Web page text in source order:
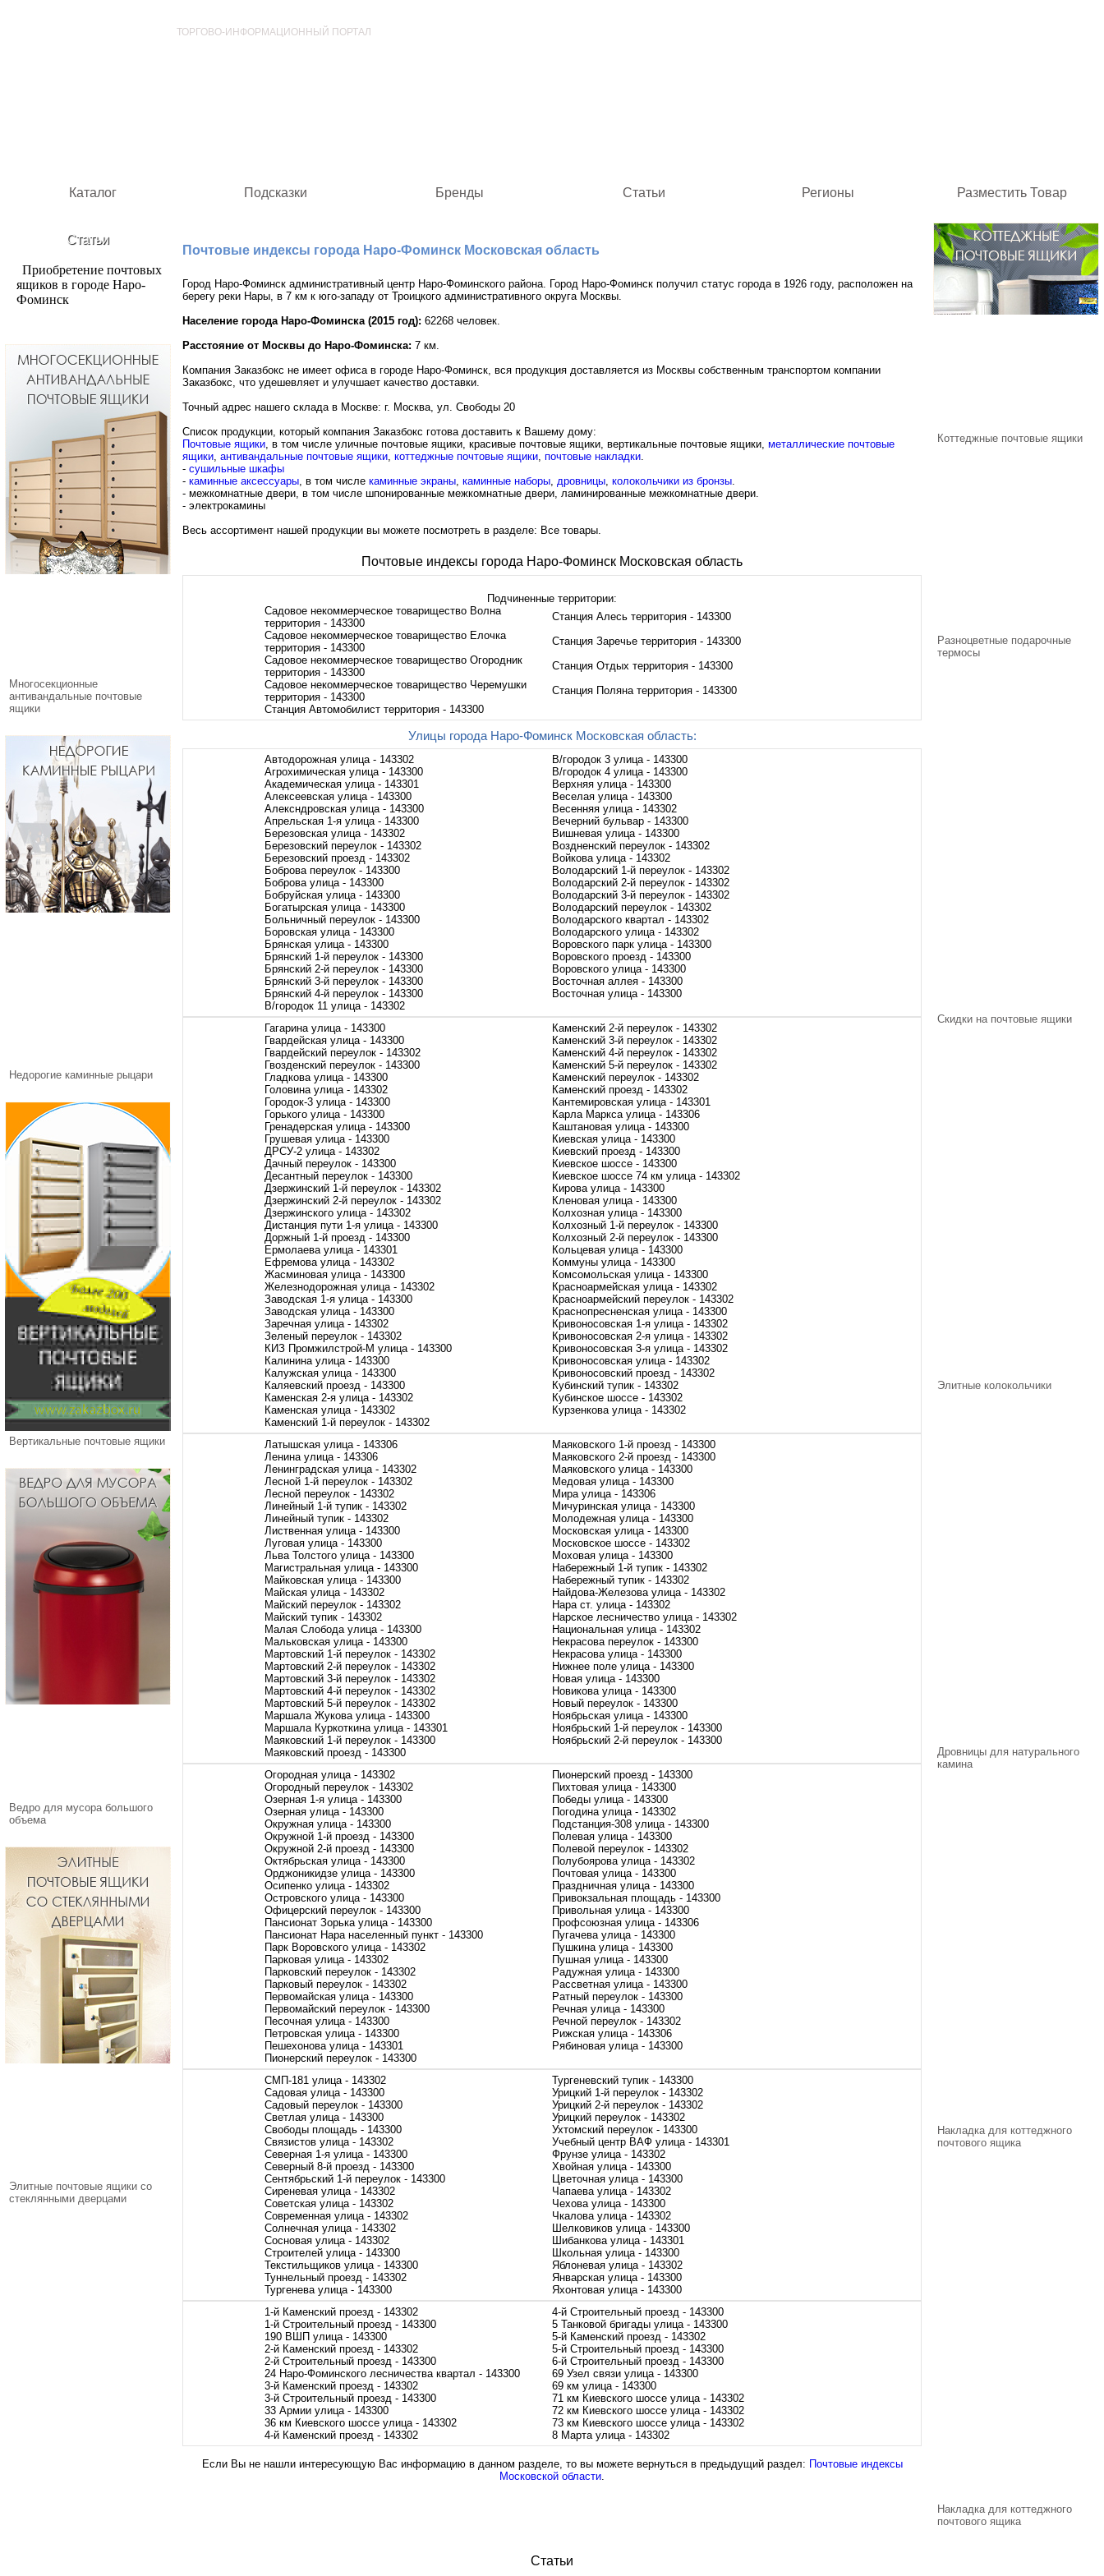
ТОРГОВО-ИНФОРМАЦИОННЫЙ ПОРТАЛ
Каталог Подсказки Бренды Статьи Регионы Разместить Товар
Статьи
Приобретение почтовых
ящиков в городе Наро-
Фоминск
Многосекционные
антивандальные почтовые
ящики
Недорогие каминные рыцари
Вертикальные почтовые ящики
Ведро для мусора большого
объема
Элитные почтовые ящики со
стеклянными дверцами
Почтовые индексы города Наро-Фоминск Московская область
Город Наро-Фоминск административный центр Наро-Фоминского района. Город Наро-Фоминск получил статус города в 1926 году, расположен на
берегу реки Нары, в 7 км к юго-западу от Троицкого административного округа Москвы.
Население города Наро-Фоминска (2015 год): 62268 человек.
Расстояние от Москвы до Наро-Фоминска: 7 км.
Компания Заказбокс не имеет офиса в городе Наро-Фоминск, вся продукция доставляется из Москвы собственным транспортом компании
Заказбокс, что удешевляет и улучшает качество доставки.
Точный адрес нашего склада в Москве: г. Москва, ул. Свободы 20
Список продукции, который компания Заказбокс готова доставить к Вашему дому:
Почтовые ящики, в том числе уличные почтовые ящики, красивые почтовые ящики, вертикальные почтовые ящики, металлические почтовые
ящики, антивандальные почтовые ящики, коттеджные почтовые ящики, почтовые накладки.
- сушильные шкафы
- каминные аксессуары, в том числе каминные экраны, каминные наборы, дровницы, колокольчики из бронзы.
- межкомнатные двери, в том числе шпонированные межкомнатные двери, ламинированные межкомнатные двери.
- электрокамины
Весь ассортимент нашей продукции вы можете посмотреть в разделе: Все товары.
Почтовые индексы города Наро-Фоминск Московская область
Подчиненные территории:
Садовое некоммерческое товарищество Волна
территория - 143300
Станция Алесь территория - 143300
Садовое некоммерческое товарищество Елочка
территория - 143300
Станция Заречье территория - 143300
Садовое некоммерческое товарищество Огородник
территория - 143300
Станция Отдых территория - 143300
Садовое некоммерческое товарищество Черемушки
территория - 143300
Станция Поляна территория - 143300
Станция Автомобилист территория - 143300
Улицы города Наро-Фоминск Московская область:
Автодорожная улица - 143302
В/городок 3 улица - 143300
Агрохимическая улица - 143300
В/городок 4 улица - 143300
Академическая улица - 143301
Верхняя улица - 143300
Алексеевская улица - 143300
Веселая улица - 143300
Алексндровская улица - 143300
Весенняя улица - 143302
Апрельская 1-я улица - 143300
Вечерний бульвар - 143300
Березовская улица - 143302
Вишневая улица - 143300
Березовский переулок - 143302
Воздненский переулок - 143302
Березовский проезд - 143302
Войкова улица - 143302
Боброва переулок - 143300
Володарский 1-й переулок - 143302
Боброва улица - 143300
Володарский 2-й переулок - 143302
Бобруйская улица - 143300
Володарский 3-й переулок - 143302
Богатырская улица - 143300
Володарский переулок - 143302
Больничный переулок - 143300
Володарского квартал - 143302
Боровская улица - 143300
Володарского улица - 143302
Брянская улица - 143300
Воровского парк улица - 143300
Брянский 1-й переулок - 143300
Воровского проезд - 143300
Брянский 2-й переулок - 143300
Воровского улица - 143300
Брянский 3-й переулок - 143300
Восточная аллея - 143300
Брянский 4-й переулок - 143300
Восточная улица - 143300
В/городок 11 улица - 143302
Гагарина улица - 143300
Каменский 2-й переулок - 143302
Гвардейская улица - 143300
Каменский 3-й переулок - 143302
Гвардейский переулок - 143302
Каменский 4-й переулок - 143302
Гвозденский переулок - 143300
Каменский 5-й переулок - 143302
Гладкова улица - 143300
Каменский переулок - 143302
Головина улица - 143302
Каменский проезд - 143302
Городок-3 улица - 143300
Кантемировская улица - 143301
Горького улица - 143300
Карла Маркса улица - 143306
Гренадерская улица - 143300
Каштановая улица - 143300
Грушевая улица - 143300
Киевская улица - 143300
ДРСУ-2 улица - 143302
Киевский проезд - 143300
Дачный переулок - 143300
Киевское шоссе - 143300
Десантный переулок - 143300
Киевское шоссе 74 км улица - 143302
Дзержинский 1-й переулок - 143302
Кирова улица - 143300
Дзержинский 2-й переулок - 143302
Кленовая улица - 143300
Дзержинского улица - 143302
Колхозная улица - 143300
Дистанция пути 1-я улица - 143300
Колхозный 1-й переулок - 143300
Доржный 1-й проезд - 143300
Колхозный 2-й переулок - 143300
Ермолаева улица - 143301
Кольцевая улица - 143300
Ефремова улица - 143302
Коммуны улица - 143300
Жасминовая улица - 143300
Комсомольская улица - 143300
Железнодорожная улица - 143302
Красноармейская улица - 143302
Заводская 1-я улица - 143300
Красноармейский переулок - 143302
Заводская улица - 143300
Краснопресненская улица - 143300
Заречная улица - 143302
Кривоносовская 1-я улица - 143302
Зеленый переулок - 143302
Кривоносовская 2-я улица - 143302
КИЗ Промжилстрой-М улица - 143300
Кривоносовская 3-я улица - 143302
Калинина улица - 143300
Кривоносовская улица - 143302
Калужская улица - 143300
Кривоносовский проезд - 143302
Каляевский проезд - 143300
Кубинский тупик - 143302
Каменская 2-я улица - 143302
Кубинское шоссе - 143302
Каменская улица - 143302
Курзенкова улица - 143302
Каменский 1-й переулок - 143302
Латышская улица - 143306
Маяковского 1-й проезд - 143300
Ленина улица - 143306
Маяковского 2-й проезд - 143300
Ленинградская улица - 143302
Маяковского улица - 143300
Лесной 1-й переулок - 143302
Медовая улица - 143300
Лесной переулок - 143302
Мира улица - 143306
Линейный 1-й тупик - 143302
Мичуринская улица - 143300
Линейный тупик - 143302
Молодежная улица - 143300
Лиственная улица - 143300
Московская улица - 143300
Луговая улица - 143300
Московское шоссе - 143302
Льва Толстого улица - 143300
Моховая улица - 143300
Магистральная улица - 143300
Набережный 1-й тупик - 143302
Майковская улица - 143300
Набережный тупик - 143302
Майская улица - 143302
Найдова-Железова улица - 143302
Майский переулок - 143302
Нара ст. улица - 143302
Майский тупик - 143302
Нарское лесничество улица - 143302
Малая Слобода улица - 143300
Национальная улица - 143302
Мальковская улица - 143300
Некрасова переулок - 143300
Мартовский 1-й переулок - 143302
Некрасова улица - 143300
Мартовский 2-й переулок - 143302
Нижнее поле улица - 143300
Мартовский 3-й переулок - 143302
Новая улица - 143300
Мартовский 4-й переулок - 143302
Новикова улица - 143300
Мартовский 5-й переулок - 143302
Новый переулок - 143300
Маршала Жукова улица - 143300
Ноябрьская улица - 143300
Маршала Куркоткина улица - 143301
Ноябрьский 1-й переулок - 143300
Маяковский 1-й переулок - 143300
Ноябрьский 2-й переулок - 143300
Маяковский проезд - 143300
Огородная улица - 143302
Пионерский проезд - 143300
Огородный переулок - 143302
Пихтовая улица - 143300
Озерная 1-я улица - 143300
Победы улица - 143300
Озерная улица - 143300
Погодина улица - 143302
Окружная улица - 143300
Подстанция-308 улица - 143300
Окружной 1-й проезд - 143300
Полевая улица - 143300
Окружной 2-й проезд - 143300
Полевой переулок - 143302
Октябрьская улица - 143300
Полубоярова улица - 143302
Орджоникидзе улица - 143300
Почтовая улица - 143300
Осипенко улица - 143302
Праздничная улица - 143300
Островского улица - 143300
Привокзальная площадь - 143300
Офицерский переулок - 143300
Привольная улица - 143300
Пансионат Зорька улица - 143300
Профсоюзная улица - 143306
Пансионат Нара населенный пункт - 143300
Пугачева улица - 143300
Парк Воровского улица - 143302
Пушкина улица - 143300
Парковая улица - 143302
Пушная улица - 143300
Парковский переулок - 143302
Радужная улица - 143300
Парковый переулок - 143302
Рассветная улица - 143300
Первомайская улица - 143300
Ратный переулок - 143300
Первомайский переулок - 143300
Речная улица - 143300
Песочная улица - 143300
Речной переулок - 143302
Петровская улица - 143300
Рижская улица - 143306
Пешехонова улица - 143301
Рябиновая улица - 143300
Пионерский переулок - 143300
СМП-181 улица - 143302
Тургеневский тупик - 143300
Садовая улица - 143300
Урицкий 1-й переулок - 143302
Садовый переулок - 143300
Урицкий 2-й переулок - 143302
Светлая улица - 143300
Урицкий переулок - 143302
Свободы площадь - 143300
Ухтомский переулок - 143300
Связистов улица - 143302
Учебный центр ВАФ улица - 143301
Северная 1-я улица - 143300
Фрунзе улица - 143302
Северный 8-й проезд - 143300
Хвойная улица - 143300
Сентябрьский 1-й переулок - 143300
Цветочная улица - 143300
Сиреневая улица - 143302
Чапаева улица - 143302
Советская улица - 143302
Чехова улица - 143300
Современная улица - 143302
Чкалова улица - 143302
Солнечная улица - 143302
Шелковиков улица - 143300
Сосновая улица - 143302
Шибанкова улица - 143301
Строителей улица - 143300
Школьная улица - 143300
Текстильщиков улица - 143300
Яблоневая улица - 143302
Туннельный проезд - 143302
Январская улица - 143300
Тургенева улица - 143300
Яхонтовая улица - 143300
1-й Каменский проезд - 143302
4-й Строительный проезд - 143300
1-й Строительный проезд - 143300
5 Танковой бригады улица - 143300
190 ВШП улица - 143300
5-й Каменский проезд - 143302
2-й Каменский проезд - 143302
5-й Строительный проезд - 143300
2-й Строительный проезд - 143300
6-й Строительный проезд - 143300
24 Наро-Фоминского лесничества квартал - 143300
69 Узел связи улица - 143300
3-й Каменский проезд - 143302
69 км улица - 143300
3-й Строительный проезд - 143300
71 км Киевского шоссе улица - 143302
33 Армии улица - 143300
72 км Киевского шоссе улица - 143302
36 км Киевского шоссе улица - 143302
73 км Киевского шоссе улица - 143302
4-й Каменский проезд - 143302
8 Марта улица - 143302
Если Вы не нашли интересующую Вас информацию в данном разделе, то вы можете вернуться в предыдущий раздел: Почтовые индексы
Московской области.
Коттеджные почтовые ящики
Разноцветные подарочные
термосы
Скидки на почтовые ящики
Элитные колокольчики
Дровницы для натурального
камина
Накладка для коттеджного
почтового ящика
Накладка для коттеджного
почтового ящика
Статьи